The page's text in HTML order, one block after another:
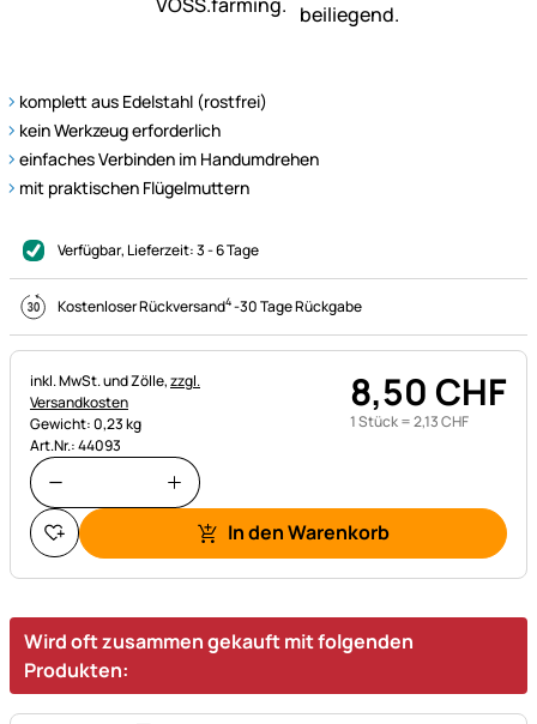
komplett aus Edelstahl (rostfrei)
kein Werkzeug erforderlich
einfaches Verbinden im Handumdrehen
mit praktischen Flügelmuttern
Verfügbar, Lieferzeit:3 - 6 Tage
Kostenloser Rückversand4-30 Tage Rückgabe
Steuerhinweis:
inkl. MwSt. und Zölle,zzgl.
Versandkosten
Gewicht: 0,23 kg
Art.Nr.: 44093
8,50 CHF
1 Stück =2,13CHF
In den Warenkorb
Wird oft zusammen gekauft mit folgenden
Produkten: